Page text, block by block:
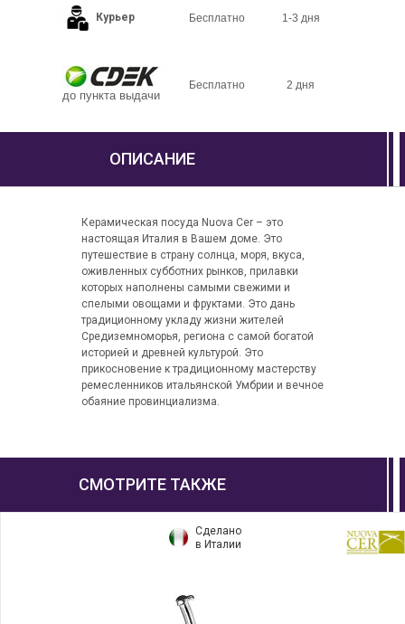
Курьер Бесплатно 1-3 дня
до пункта выдачи
Бесплатно 2 дня
ОПИСАНИЕ
Керамическая посуда Nuova Cer – это
настоящая Италия в Вашем доме. Это
путешествие в страну солнца, моря, вкуса,
оживленных субботних рынков, прилавки
которых наполнены самыми свежими и
спелыми овощами и фруктами. Это дань
традиционному укладу жизни жителей
Средиземноморья, региона с самой богатой
историей и древней культурой. Это
прикосновение к традиционному мастерству
ремесленников итальянской Умбрии и вечное
обаяние провинциализма.
СМОТРИТЕ ТАКЖЕ
Сделано
в Италии